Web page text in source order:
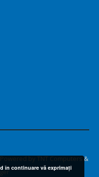
by TNT Computers &
în continuare vă exprimaţi